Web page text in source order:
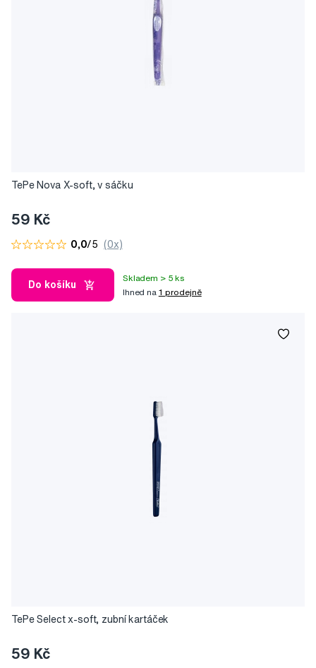
TePe Nova X-soft, v sáčku
59 Kč
0,0/5 (0x)
Do košíku
Skladem > 5 ks
Ihned na 1 prodejně
TePe Select x-soft, zubní kartáček
59 Kč